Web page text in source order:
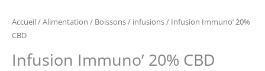
Accueil/Alimentation / Boissons/ infusions/ Infusion Immuno’ 20%
CBD
Infusion Immuno’ 20% CBD